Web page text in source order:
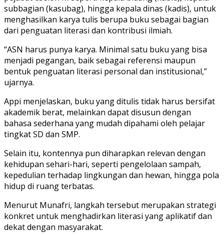
subbagian (kasubag), hingga kepala dinas (kadis), untuk
menghasilkan karya tulis berupa buku sebagai bagian
dari penguatan literasi dan kontribusi ilmiah.
“ASN harus punya karya. Minimal satu buku yang bisa
menjadi pegangan, baik sebagai referensi maupun
bentuk penguatan literasi personal dan institusional,”
ujarnya.
Appi menjelaskan, buku yang ditulis tidak harus bersifat
akademik berat, melainkan dapat disusun dengan
bahasa sederhana yang mudah dipahami oleh pelajar
tingkat SD dan SMP.
Selain itu, kontennya pun diharapkan relevan dengan
kehidupan sehari-hari, seperti pengelolaan sampah,
kepedulian terhadap lingkungan dan hewan, hingga pola
hidup di ruang terbatas.
Menurut Munafri, langkah tersebut merupakan strategi
konkret untuk menghadirkan literasi yang aplikatif dan
dekat dengan masyarakat.